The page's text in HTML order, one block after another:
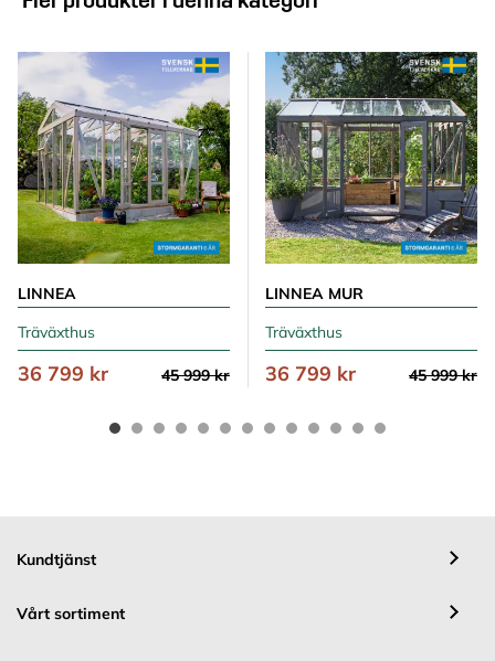
LINNEA
Träväxthus
36 799 kr 45 999 kr
LINNEA MUR
Träväxthus
36 799 kr 45 999 kr
Kundtjänst
Vårt sortiment